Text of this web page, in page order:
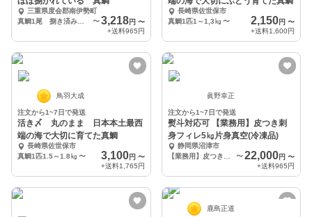
三重県度会郡南伊勢町
〜 3,218円 〜
+送料965円
長崎県佐世保市
真鯛1匹1～1,3㎏ 〜 2,150円 〜
+送料1,600円
鳥羽大成
注文から1~7日で発送
活き〆 丸のまま 日本本土最西
端の海で大切に育てた真鯛
長崎県佐世保市
真鯛1匹1.5～1.8㎏ 〜 3,100円 〜
+送料1,765円
眞野幸正
注文から1~7日で発送
熨斗対応可 【業務用】皮つき刺
身フィレ5㎏片身真空(冷凍品)
静岡県沼津市
〜22,000円 〜
+送料965円
鹿島正道